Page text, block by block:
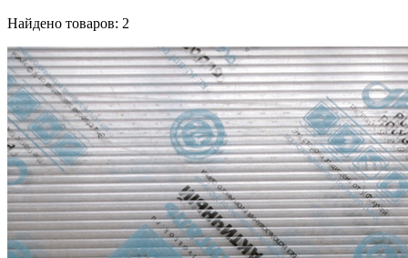
Найдено товаров: 2